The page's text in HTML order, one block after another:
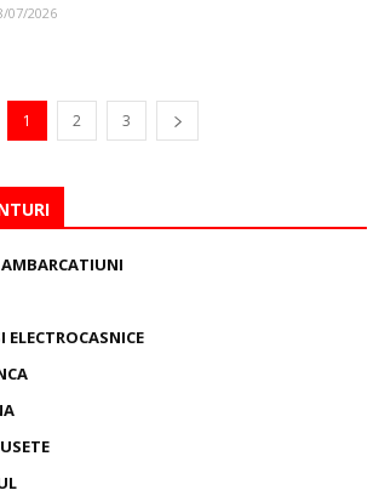
07/2026
1 2 3
ELECTROCASNICE